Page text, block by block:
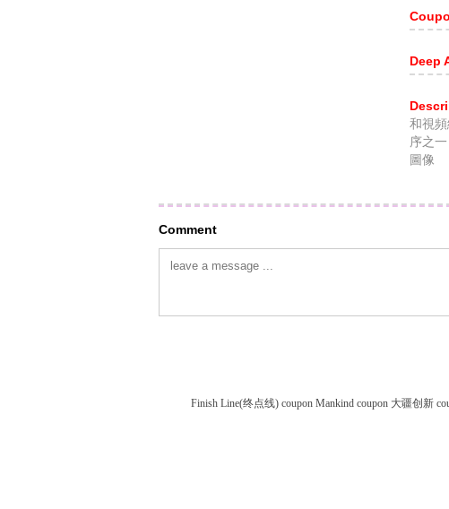
Deep
和視
序之
圖像
Comment
Finish Line(终点线) coupon Mankind coupon 大疆创新